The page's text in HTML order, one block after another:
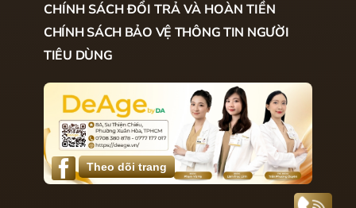
CHÍNH SÁCH ĐỔI TRẢ VÀ HOÀN TIỀN
CHÍNH SÁCH BẢO VỆ THÔNG TIN NGƯỜI
TIÊU DÙNG
Theo dõi trang